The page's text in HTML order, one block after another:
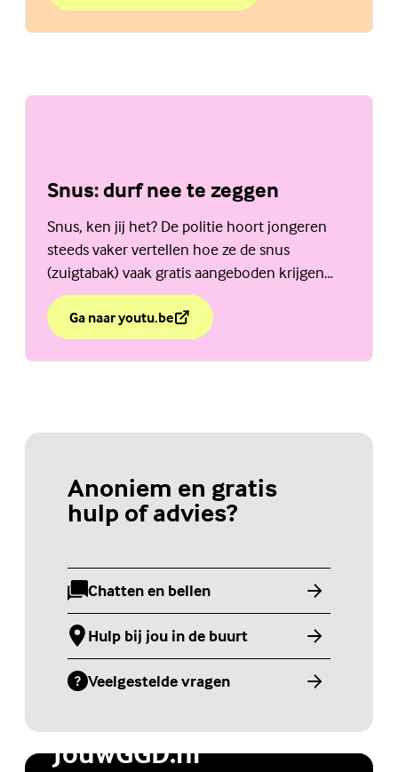
Snus: durf nee te zeggen
Snus, ken jij het? De politie hoort jongeren
steeds vaker vertellen hoe ze de snus
(zuigtabak) vaak gratis aangeboden krijgen
bijvoorbeeld op school of op het
voetbalpleintje.
Ga naar youtu.be
over Snus: durf nee te zeggen
(Externe link)
Anoniem en gratis
hulp of advies?
Chatten en bellen
(Externe link)
Hulp bij jou in de buurt
(Externe link)
Veelgestelde vragen
(Externe link)
Jongerenwebsite
JouwGGD.nl